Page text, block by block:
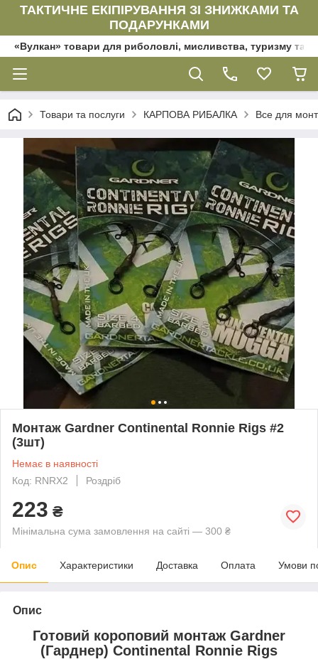
ТАКТИЧНЕ ЕКІПІРУВАННЯ ЗІ ЗНИЖКАМИ ТА
ПОДАРУНКАМИ
«Вулкан» товари для риболовлі, мисливства, туризму та
Товари та послуги КАРПОВА РИБАЛКА Все для
Монтаж Gardner Continental Ronnie Rigs #2
(3шт)
Немає в наявності
Код: RNRX2
Роздріб
223 ₴
Мінімальна сума замовлення на сайті — 300 ₴
Опис Характеристики Доставка Оплата Умови
Опис
Готовий короповий монтаж Gardner
(Гарднер) Continental Ronnie Rigs